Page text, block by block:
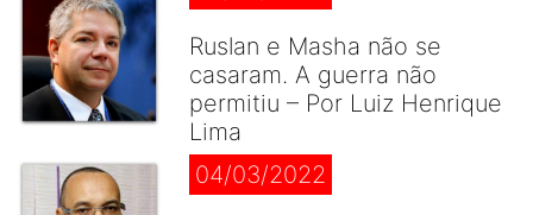
Ruslan e Masha não se
casaram. A guerra não
permitiu – Por Luiz Henrique
Lima
04/03/2022